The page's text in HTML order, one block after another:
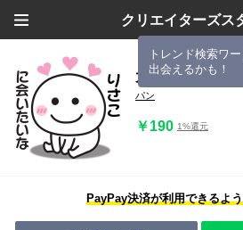
クリエイターズス
トレンド検索ワ
出会えるかも！
大好きな♡りさ
パン
￥190 1%還元
PayPay決済が利用できるよ